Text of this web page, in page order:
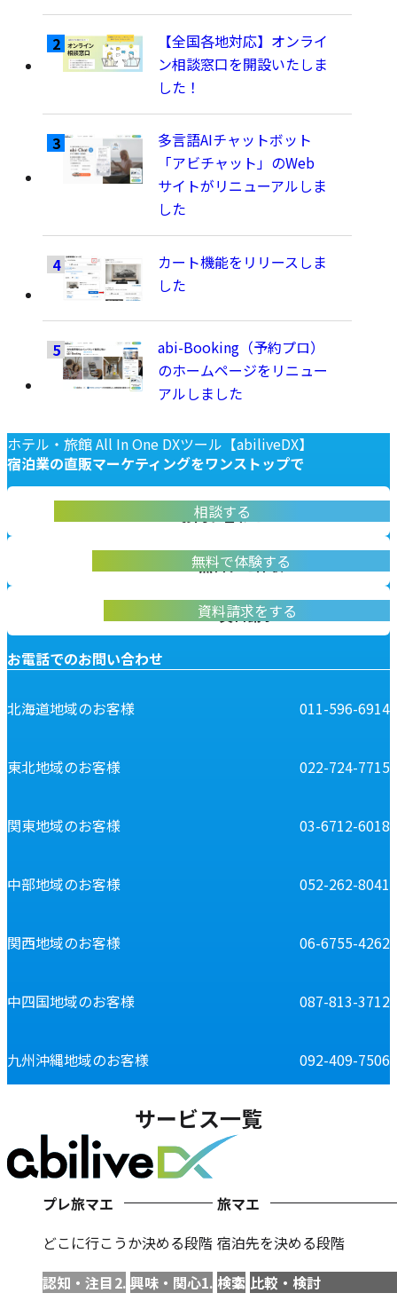
【全国各地対応】オンライ
ン相談窓口を開設いたしま
した！
多言語AIチャットボット
「アビチャット」のWeb
サイトがリニューアルしま
した
カート機能をリリースしま
した
abi-Booking（予約プロ）
のホームページをリニュー
アルしました
ホテル・旅館 All In One DXツール【abiliveDX】
宿泊業の直販マーケティングをワンストップで
お問い合わせ
abiliveDX導入に関する不明点をお答えします
相談する
無料デモ体験
実際に操作して体験いただけます
無料で体験する
資料請求
abiliveDXの資料はこちらから
資料請求をする
お電話でのお問い合わせ
北海道地域のお客様 011-596-6914
東北地域のお客様 022-724-7715
関東地域のお客様 03-6712-6018
中部地域のお客様 052-262-8041
関西地域のお客様 06-6755-4262
中四国地域のお客様 087-813-3712
九州沖縄地域のお客様 092-409-7506
サービス一覧
プレ旅マエ
どこに行こうか決める段階
認知・注目
興味・関心
旅マエ
宿泊先を決める段階
検索 比較・検討